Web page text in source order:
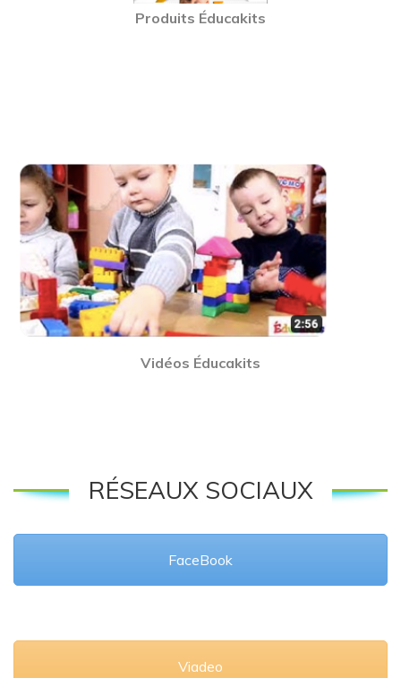
Produits Éducakits
Vidéos Éducakits
RÉSEAUX SOCIAUX
FaceBook
Viadeo